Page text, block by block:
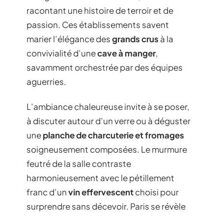
racontant une histoire de terroir et de
passion. Ces établissements savent
marier l’élégance desgrands crus à la
convivialité d’unecave à manger,
savamment orchestrée par des équipes
aguerries.
L’ambiance chaleureuse invite à se poser,
à discuter autour d’un verre ou à déguster
uneplanche de charcuterie et fromages
soigneusement composées. Le murmure
feutré de la salle contraste
harmonieusement avec le pétillement
franc d’unvin effervescentchoisi pour
surprendre sans décevoir. Paris se révèle